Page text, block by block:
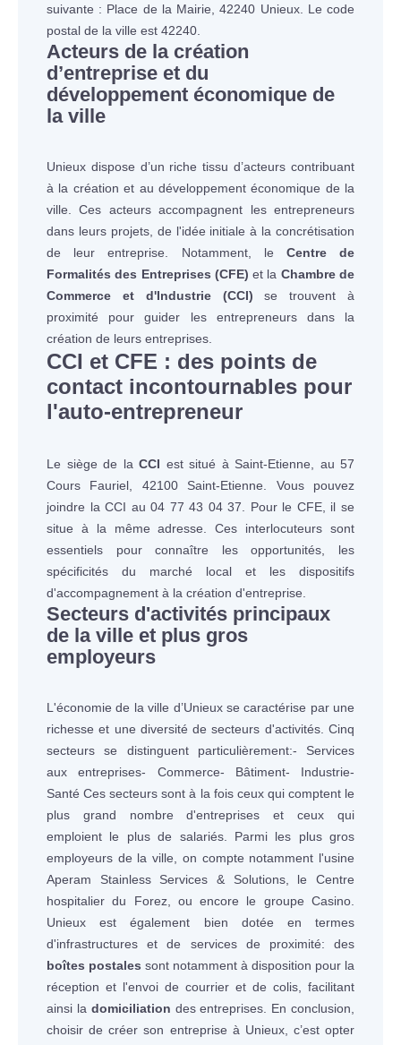
suivante : Place de la Mairie, 42240 Unieux. Le code
postal de la ville est 42240.
Acteurs de la création
d’entreprise et du
développement économique de
la ville
Unieux dispose d’un riche tissu d’acteurs contribuant
à la création et au développement économique de la
ville. Ces acteurs accompagnent les entrepreneurs
dans leurs projets, de l'idée initiale à la concrétisation
de leur entreprise. Notamment, le Centre de
Formalités des Entreprises (CFE)et la Chambre de
Commerce et d'Industrie (CCI)se trouvent à
proximité pour guider les entrepreneurs dans la
création de leurs entreprises.
CCI et CFE : des points de
contact incontournables pour
l'auto-entrepreneur
Le siège de la CCI est situé à Saint-Etienne, au 57
Cours Fauriel, 42100 Saint-Etienne. Vous pouvez
joindre la CCI au 04 77 43 04 37. Pour le CFE, il se
situe à la même adresse. Ces interlocuteurs sont
essentiels pour connaître les opportunités, les
spécificités du marché local et les dispositifs
d'accompagnement à la création d'entreprise.
Secteurs d'activités principaux
de la ville et plus gros
employeurs
L'économie de la ville d’Unieux se caractérise par une
richesse et une diversité de secteurs d'activités. Cinq
secteurs se distinguent particulièrement:- Services
aux entreprises- Commerce- Bâtiment- Industrie-
Santé Ces secteurs sont à la fois ceux qui comptent le
plus grand nombre d'entreprises et ceux qui
emploient le plus de salariés. Parmi les plus gros
employeurs de la ville, on compte notamment l'usine
Aperam Stainless Services & Solutions, le Centre
hospitalier du Forez, ou encore le groupe Casino.
Unieux est également bien dotée en termes
d'infrastructures et de services de proximité: des
boîtes postales sont notamment à disposition pour la
réception et l'envoi de courrier et de colis, facilitant
ainsi la domiciliation des entreprises. En conclusion,
choisir de créer son entreprise à Unieux, c’est opter